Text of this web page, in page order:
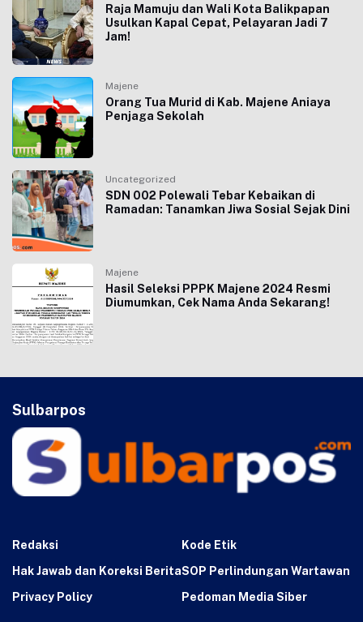
Raja Mamuju dan Wali Kota Balikpapan
Usulkan Kapal Cepat, Pelayaran Jadi 7
Jam!
Majene
Orang Tua Murid di Kab. Majene Aniaya
Penjaga Sekolah
Uncategorized
SDN 002 Polewali Tebar Kebaikan di
Ramadan: Tanamkan Jiwa Sosial Sejak Dini
Majene
Hasil Seleksi PPPK Majene 2024 Resmi
Diumumkan, Cek Nama Anda Sekarang!
Sulbarpos
Redaksi
Kode Etik
Hak Jawab dan Koreksi BeritaSOP Perlindungan Wartawan
Privacy Policy
Pedoman Media Siber